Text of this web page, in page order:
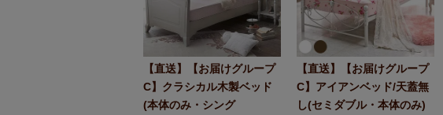
【直送】【お届けグループ
C】クラシカル木製ベッド
(本体のみ・シング
【直送】【お届けグループ
C】アイアンベッド/天蓋無
し(セミダブル・本体のみ)